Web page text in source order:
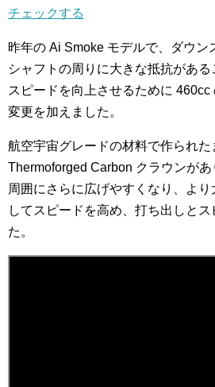
チェックする
昨年の Ai Smoke モデルで、ダウン
シャフトの周りに大きな抵抗がある
スピードを向上させるために
変更を加えました。
航空宇宙グレードの材料で作られた
Thermoforged Carbon クラウンが
周囲にさらに広げやすくなり、よ
してスピードを高め、打ち出しと
た。